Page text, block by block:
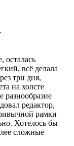
осталась
всё делала
три дня,
на холсте
разнообразие
редактор,
рамки
Хотелось бы
сложные